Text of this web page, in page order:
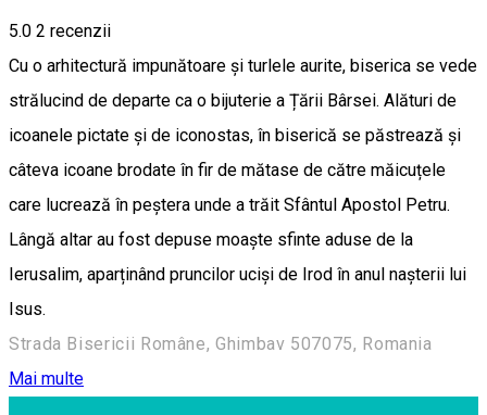
5.0 2 recenzii
Cu o arhitectură impunătoare și turlele aurite, biserica se vede
strălucind de departe ca o bijuterie a Țării Bârsei. Alături de
icoanele pictate și de iconostas, în biserică se păstrează și
câteva icoane brodate în fir de mătase de către măicuțele
care lucrează în peștera unde a trăit Sfântul Apostol Petru.
Lângă altar au fost depuse moaște sfinte aduse de la
Ierusalim, aparținând pruncilor uciși de Irod în anul nașterii lui
Isus.
Strada Bisericii Române, Ghimbav 507075, Romania
Mai multe